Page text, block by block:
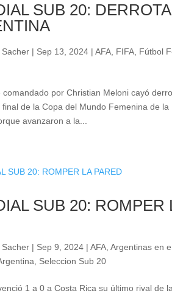
SUB 20:
Sacher | Sep 13, 2024 |AFA, FIFA, Fútbol
comandado por Christian Meloni cayó
final de la Copa del Mundo Femenina de
avanzaron a la...
SUB 20: ROMPER
Sacher | Sep 9, 2024 |AFA,Argentinas en
, Seleccion Sub 20
1 a 0 a Costa Rica su último rival de